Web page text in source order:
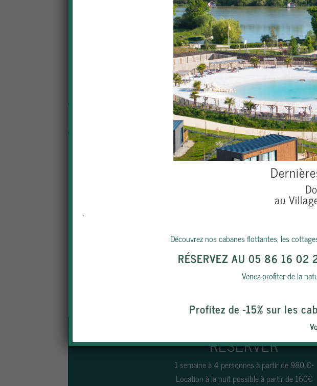
Photos présentées non contractuelles
Réfrigérateur / Congélateur
Salon
Ménage
RÉSERVER
1 semaine à 4 personnes à partir de 980 €*
Location à la nuit possible à partir de 160€
au
`
Découvrez nos cabanes flottantes, les
RÉSERVEZ AU 05 86 16 02
Venez profiter de la
Profitez de -15% sur les